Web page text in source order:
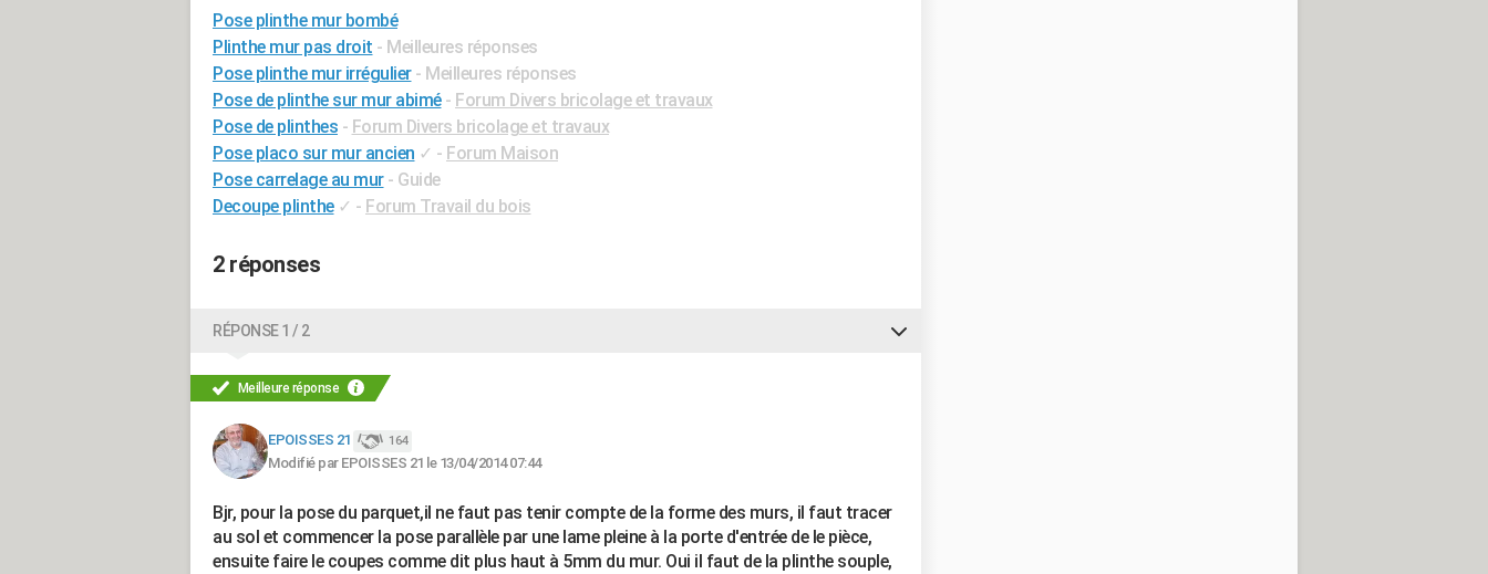
Pose plinthe mur bombé
Plinthe mur pas droit - Meilleures réponses
Pose plinthe mur irrégulier - Meilleures réponses
Pose de plinthe sur mur abimé - Forum Divers bricolage et travaux
Pose de plinthes - Forum Divers bricolage et travaux
Pose placo sur mur ancien ✓ - Forum Maison
Pose carrelage au mur - Guide
Decoupe plinthe ✓ - Forum Travail du bois
2 réponses
RÉPONSE 1 / 2
Meilleure réponse
EPOISSES 21 164
Modifié par EPOISSES 21 le 13/04/2014 07:44
Bjr, pour la pose du parquet,il ne faut pas tenir compte de la forme des murs, il faut tracer
au sol et commencer la pose parallèle par une lame pleine à la porte d'entrée de le pièce,
ensuite faire le coupes comme dit plus haut à 5mm du mur. Oui il faut de la plinthe souple,